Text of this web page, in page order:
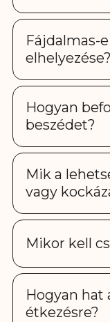
Fájdalmas-
elhelyezése?
Hogyan
beszédet?
Mik a
vagy
Mikor kell
Hogyan hat
étkezésre?